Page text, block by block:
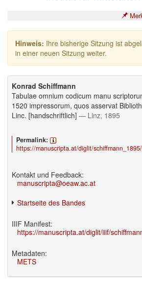
Hinweis: Ihre bisherige Sitzung ist
in einer neuen Sitzung weiter.
Konrad Schiffmann
Tabulae omnium codicum manu
1520 impressorum, quos asservat
Linc. [handschriftlich] — Linz, 1895
Permalink:
https://manuscripta.at/diglit/
Kontakt und Feedback:
manuscripta@oeaw.ac.at
Startseite des Bandes
IIIF Manifest:
https://manuscripta.at/diglit/iiif/
Metadaten:
METS